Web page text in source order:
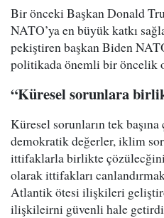
Bir önceki Başkan Donald
NATO’ya en büyük katkı
pekiştiren başkan Biden
politikada önemli bir öncelik
“Küresel sorunlara
Küresel sorunların tek
demokratik değerler, iklim
ittifaklarla birlikte
olarak ittifakları
Atlantik ötesi ilişkileri
ilişkileirni güvenli hale